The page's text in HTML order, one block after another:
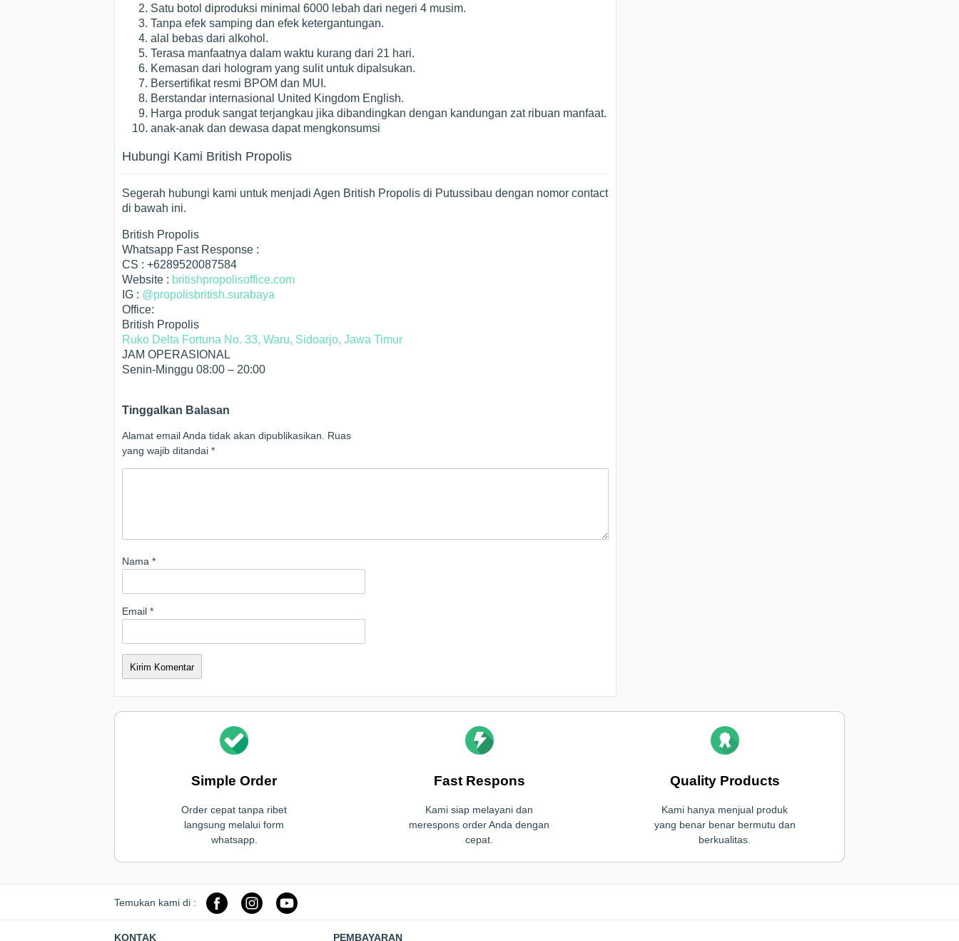
Satu botol diproduksi minimal 6000 lebah dari negeri 4 musim.
Tanpa efek samping dan efek ketergantungan.
alal bebas dari alkohol.
Terasa manfaatnya dalam waktu kurang dari 21 hari.
Kemasan dari hologram yang sulit untuk dipalsukan.
Bersertifikat resmi BPOM dan MUI.
Berstandar internasional United Kingdom English.
Harga produk sangat terjangkau jika dibandingkan dengan kandungan zat ribuan manfaat.
anak-anak dan dewasa dapat mengkonsumsi
Hubungi Kami British Propolis
Segerah hubungi kami untuk menjadi Agen British Propolis di Putussibau dengan nomor contact
di bawah ini.
British Propolis
Whatsapp Fast Response :
CS : +6289520087584
Website : britishpropolisoffice.com
IG : @propolisbritish.surabaya
Office:
British Propolis
Ruko Delta Fortuna No. 33, Waru, Sidoarjo, Jawa Timur
JAM OPERASIONAL
Senin-Minggu 08:00 – 20:00
Tinggalkan Balasan
Alamat email Anda tidak akan dipublikasikan.
Ruas
yang wajib ditandai *
Nama *
Email *
Simple Order
Order cepat tanpa ribet
langsung melalui form
whatsapp.
Fast Respons
Kami siap melayani dan
merespons order Anda dengan
cepat.
Quality Products
Kami hanya menjual produk
yang benar benar bermutu dan
berkualitas.
Temukan kami di :
KONTAK PEMBAYARAN